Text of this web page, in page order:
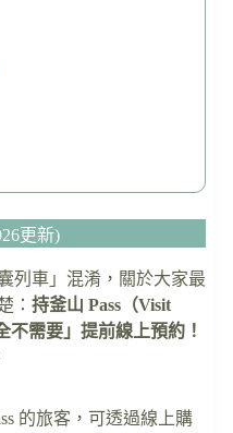
更新)
列車」混淆，關於大家最
： 持釜山 Pass（Visit
不需要」提前線上預約！
的旅客，可透過線上購